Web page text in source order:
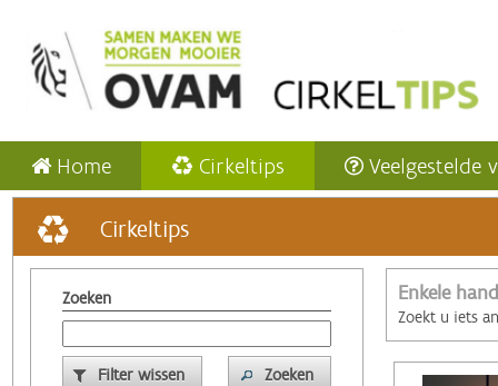
Home Cirkeltips Veelgestelde
Cirkeltips
Zoeken
Filter wissen
Zoeken
Enkele
Zoekt u iets